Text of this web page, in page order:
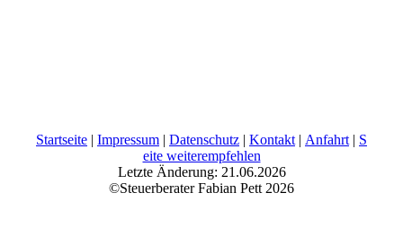
Startseite | Impressum | Datenschutz | Kontakt | Anfahrt | S
eite weiterempfehlen
Letzte Änderung: 21.06.2026
©Steuerberater Fabian Pett 2026